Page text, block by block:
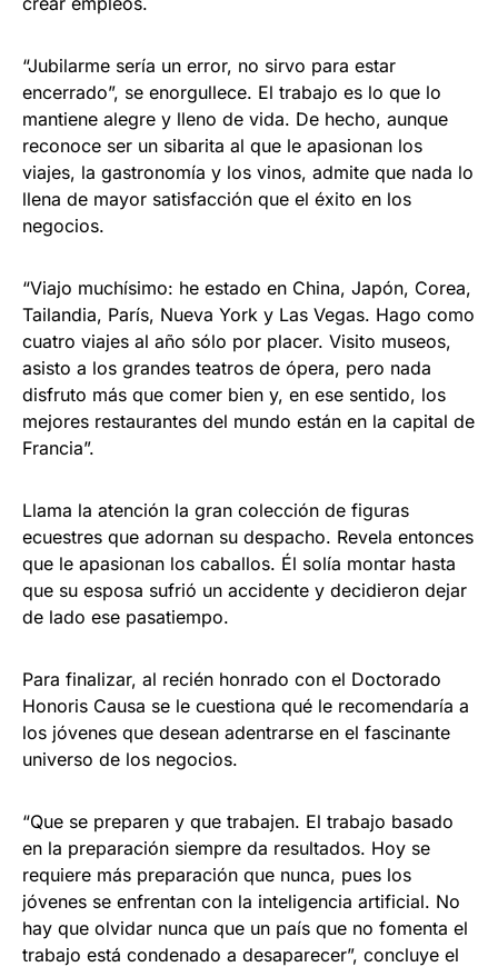
“Jubilarme sería un error, no sirvo para estar
encerrado”, se enorgullece. El trabajo es lo que lo
mantiene alegre y lleno de vida. De hecho, aunque
reconoce ser un sibarita al que le apasionan los
viajes, la gastronomía y los vinos, admite que nada lo
llena de mayor satisfacción que el éxito en los
negocios.
“Viajo muchísimo: he estado en China, Japón, Corea,
Tailandia, París, Nueva York y Las Vegas. Hago como
cuatro viajes al año sólo por placer. Visito museos,
asisto a los grandes teatros de ópera, pero nada
disfruto más que comer bien y, en ese sentido, los
mejores restaurantes del mundo están en la capital de
Francia”.
Llama la atención la gran colección de figuras
ecuestres que adornan su despacho. Revela entonces
que le apasionan los caballos. Él solía montar hasta
que su esposa sufrió un accidente y decidieron dejar
de lado ese pasatiempo.
Para finalizar, al recién honrado con el Doctorado
Honoris Causa se le cuestiona qué le recomendaría a
los jóvenes que desean adentrarse en el fascinante
universo de los negocios.
“Que se preparen y que trabajen. El trabajo basado
en la preparación siempre da resultados. Hoy se
requiere más preparación que nunca, pues los
jóvenes se enfrentan con la inteligencia artificial. No
hay que olvidar nunca que un país que no fomenta el
trabajo está condenado a desaparecer”, concluye el